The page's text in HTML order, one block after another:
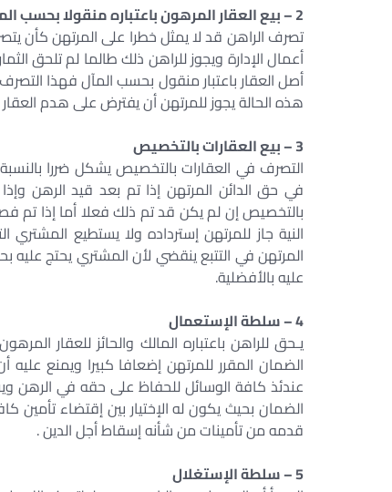
2 – بيع العقار المرهون باعتباره منقولا بحسب المآل
تصرف الراهن قد لا يمثل خطرا على المرتهن كأن
أعمال الإدارة ويجوز للراهن ذلك طالما لم تلحق
أصل العقار باعتبار منقول بحسب المآل فهذا
هذه الحالة يجوز للمرتهن أن يفترض على هدم
3 – بيع العقارات بالتخصيص
التصرف في العقارات بالتخصيص يشكل ضررا
في حق الدائن المرتهن إذا تم بعد قيد الرهن
بالتخصيص إن لم يكن قد تم ذلك فعلا أما إذا تم
النية جاز للمرتهن إسترداده ولا يستطيع
المرتهن في التتبع ينقضي لأن المشتري يحتج عليه
عليه بالأفضلية.
4 – سلطة الإستعمال
يـحق للراهن باعتباره المالك والحائز للعقار
الضمان المقرر للمرتهن إضعافا كبيرا ويمنع
عندئذ كافة الوسائل للحفاظ على حقه في الرهن
الضمان بحيث يكون له الإختيار بين إقتضاء تأمين
قدمه من تأمينات من شأنه إسقاط أجل الدين .
5 – سلطة الإستغلال